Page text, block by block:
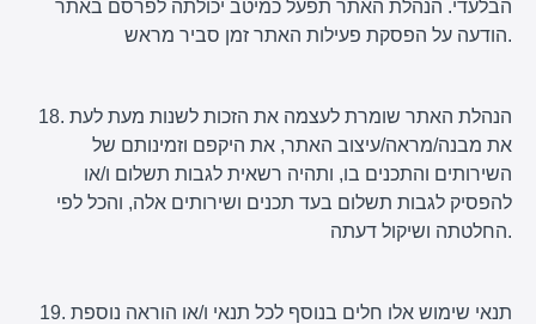
הבלעדי. הנהלת האתר תפעל כמיטב יכולתה לפרסם באתר
הודעה על הפסקת פעילות האתר זמן סביר מראש.
18. הנהלת האתר שומרת לעצמה את הזכות לשנות מעת לעת
את מבנה/מראה/עיצוב האתר, את היקפם וזמינותם של
השירותים והתכנים בו, ותהיה רשאית לגבות תשלום ו/או
להפסיק לגבות תשלום בעד תכנים ושירותים אלה, והכל לפי
החלטתה ושיקול דעתה.
19. תנאי שימוש אלו חלים בנוסף לכל תנאי ו/או הוראה נוספת